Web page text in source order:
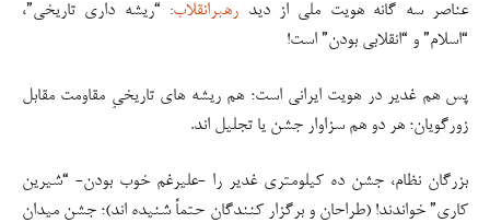
عناصر سه گانه هویت ملی از دید رهبرانقلاب: “ریشه داری تاریخی”،
“اسلام” و “انقلابی بودن” است!
پس هم غدیر در هویت ایرانی است؛ هم ریشه های تاریخیِ مقاومت مقابل
زورگویان؛ هر دو هم سزاوار جشن یا تجلیل اند.
بزرگان نظام، جشن ده کیلومتری غدیر را -علیرغم خوب بودن- “شیرین
کاری” خواندند! (طراحان و برگزار کنندگان حتماً شنیده اند)؛ جشن میدان